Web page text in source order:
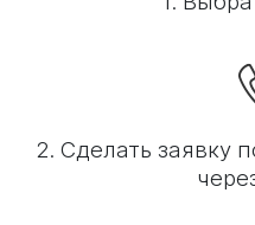
2. Сделать заявку